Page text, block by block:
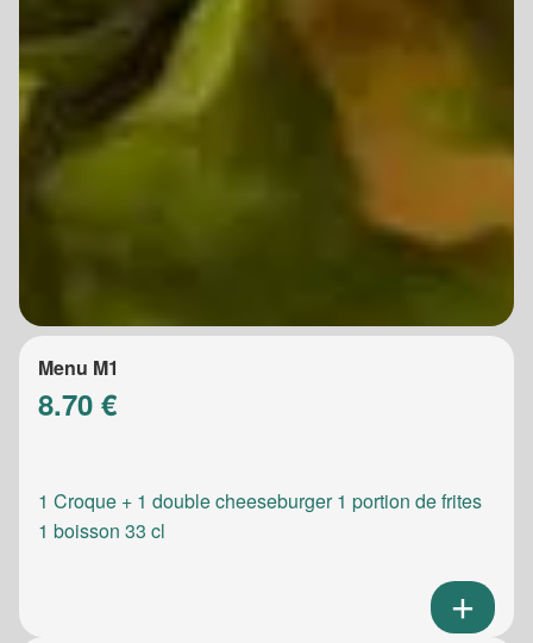
Menu M1
8.70 €
1 Croque + 1 double cheeseburger 1 portion de frites
1 boisson 33 cl